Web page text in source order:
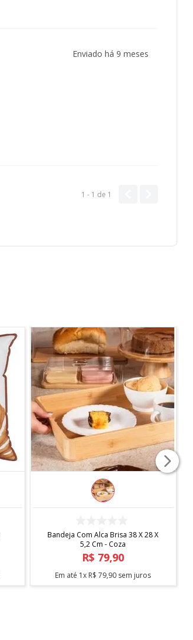
Enviado há 9 meses
1 - 1 de 1
Bandeja Com Alca Brisa 38 X 28 X
5,2 Cm - Coza
R$ 79,90
Em até 1x R$ 79,90 sem juros